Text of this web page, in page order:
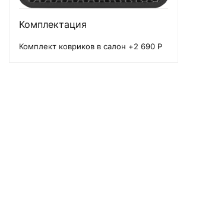
Комплектация
Комплект ковриков в салон +2 690 Р